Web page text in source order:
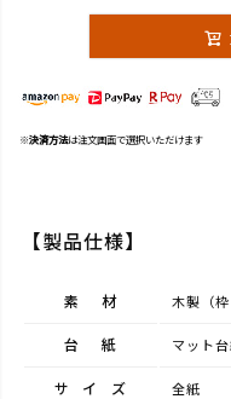
※決済方法は注文画面で選択いただけます
【製品仕様】
素材 木製（枠
台紙 マット
サイズ 全紙